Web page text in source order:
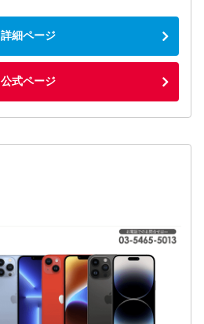
詳細ページ
公式ページ